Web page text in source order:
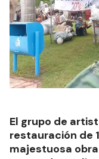
El grupo de
restauración de
majestuosa